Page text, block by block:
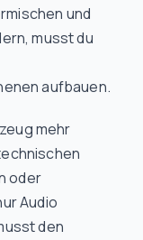
und
musst du
aufbauen.
mehr
oder
Audio
den